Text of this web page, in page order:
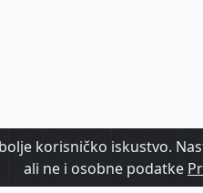
korisničko iskustvo.
ali ne i osobne podatke